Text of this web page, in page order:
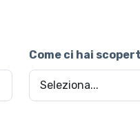
Come ci hai